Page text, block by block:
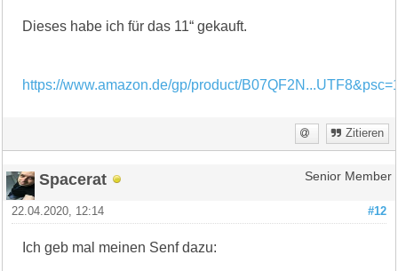
Dieses habe ich für das 11“ gekauft.
https://www.amazon.de/gp/product/
Zitieren
Spacerat Senior Member
#12
22.04.2020, 12:14
Ich geb mal meinen Senf dazu: